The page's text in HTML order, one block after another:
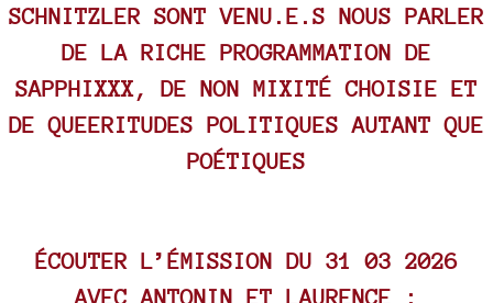
SCHNITZLER SONT VENU.E.S NOUS PARLER
DE LA RICHE PROGRAMMATION DE
SAPPHIXXX, DE NON MIXITÉ CHOISIE ET
DE QUEERITUDES POLITIQUES AUTANT QUE
POÉTIQUES
ÉCOUTER L’ÉMISSION DU 31 03 2026
AVEC ANTONIN ET LAURENCE :